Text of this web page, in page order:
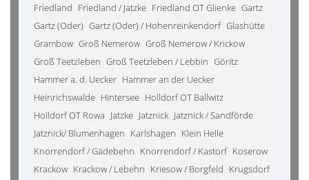
Friedland Friedland / Jatzke Friedland OT Glienke Gartz
Gartz (Oder) Gartz (Oder) / Hohenreinkendorf Glashütte
Grambow Groß Nemerow Groß Nemerow / Krickow
Groß Teetzleben Groß Teetzleben / Lebbin Göritz
Hammer a. d. Uecker Hammer an der Uecker
Heinrichswalde Hintersee Holldorf OT Ballwitz
Holldorf OT Rowa Jatzke Jatznick Jatznick / Sandförde
Jatznick/ Blumenhagen Karlshagen Klein Helle
Knorrendorf / Gädebehn Knorrendorf / Kastorf Koserow
Krackow Krackow / Lebehn Kriesow / Borgfeld Krugsdorf